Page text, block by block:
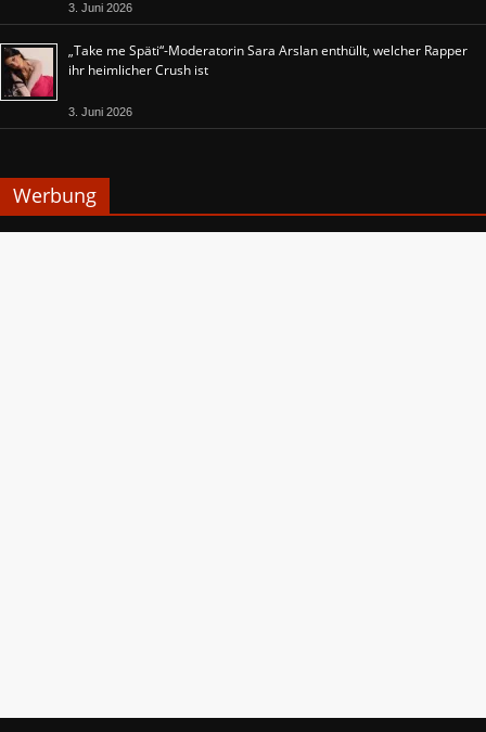
3. Juni 2026
„Take me Späti“-Moderatorin Sara Arslan enthüllt, welcher Rapper
ihr heimlicher Crush ist
3. Juni 2026
Werbung